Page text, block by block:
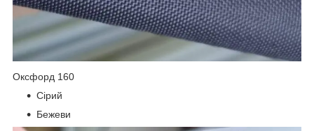
Оксфорд 160
Сірий
Бежеви